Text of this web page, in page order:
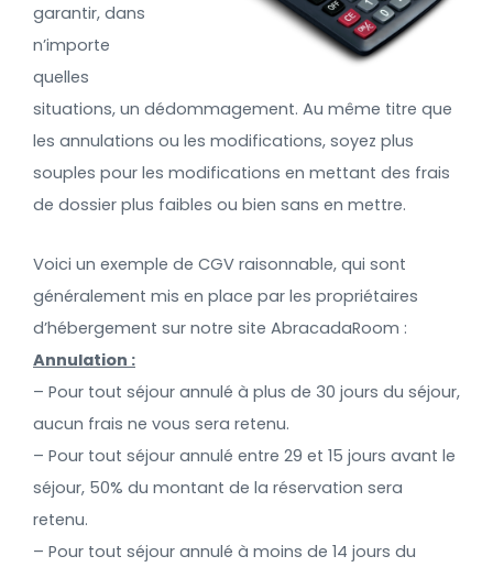
garantir, dans
n’importe
quelles
situations, un dédommagement. Au même titre que
les annulations ou les modifications, soyez plus
souples pour les modifications en mettant des frais
de dossier plus faibles ou bien sans en mettre.
Voici un exemple de CGV raisonnable, qui sont
généralement mis en place par les propriétaires
d’hébergement sur notre site AbracadaRoom :
Annulation :
– Pour tout séjour annulé à plus de 30 jours du séjour,
aucun frais ne vous sera retenu.
– Pour tout séjour annulé entre 29 et 15 jours avant le
séjour, 50% du montant de la réservation sera
retenu.
– Pour tout séjour annulé à moins de 14 jours du